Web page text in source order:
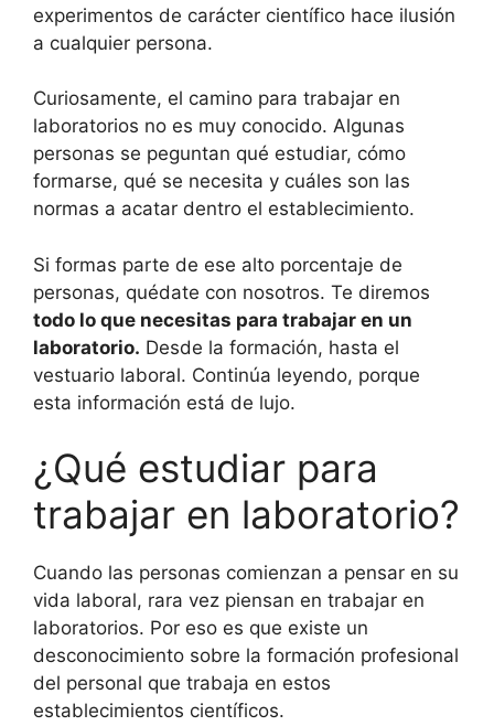
experimentos de carácter científico hace ilusión
a cualquier persona.
Curiosamente, el camino para trabajar en
laboratorios no es muy conocido. Algunas
personas se peguntan qué estudiar, cómo
formarse, qué se necesita y cuáles son las
normas a acatar dentro el establecimiento.
Si formas parte de ese alto porcentaje de
personas, quédate con nosotros. Te diremos
todo lo que necesitas para trabajar en un
laboratorio. Desde la formación, hasta el
vestuario laboral. Continúa leyendo, porque
esta información está de lujo.
¿Qué estudiar para
trabajar en laboratorio?
Cuando las personas comienzan a pensar en su
vida laboral, rara vez piensan en trabajar en
laboratorios. Por eso es que existe un
desconocimiento sobre la formación profesional
del personal que trabaja en estos
establecimientos científicos.